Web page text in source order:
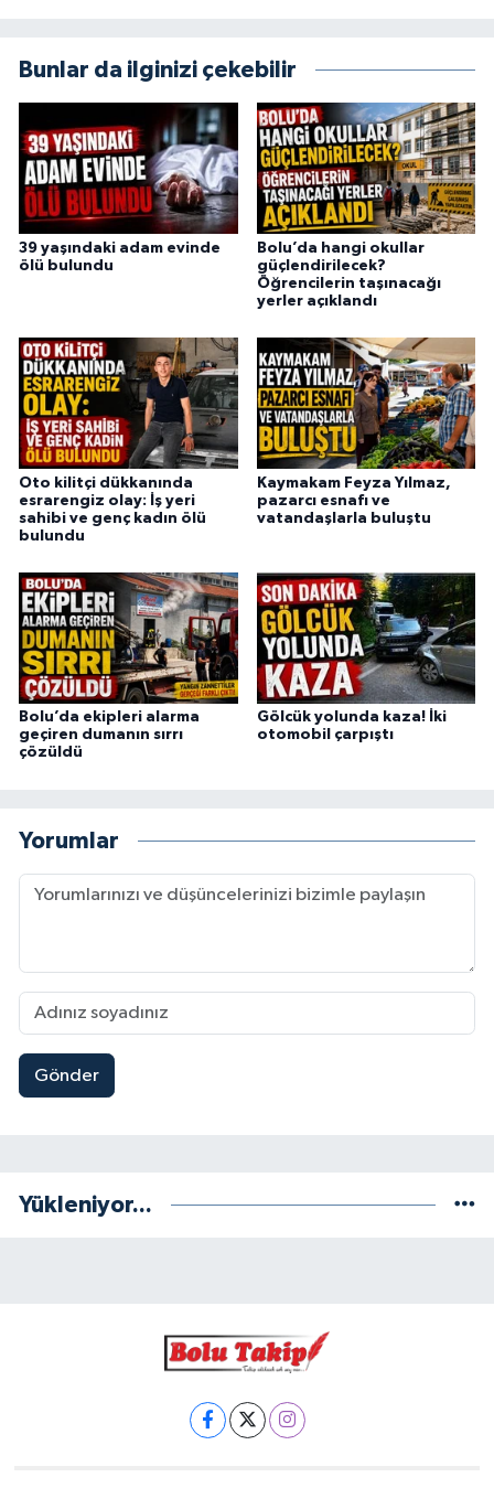
Bunlar da ilginizi çekebilir
39 yaşındaki adam evinde
ölü bulundu
Bolu’da hangi okullar
güçlendirilecek?
Öğrencilerin taşınacağı
yerler açıklandı
Oto kilitçi dükkanında
esrarengiz olay: İş yeri
sahibi ve genç kadın ölü
bulundu
Kaymakam Feyza Yılmaz,
pazarcı esnafı ve
vatandaşlarla buluştu
Bolu’da ekipleri alarma
geçiren dumanın sırrı
çözüldü
Gölcük yolunda kaza! İki
otomobil çarpıştı
Yorumlar
Gönder
Yükleniyor...